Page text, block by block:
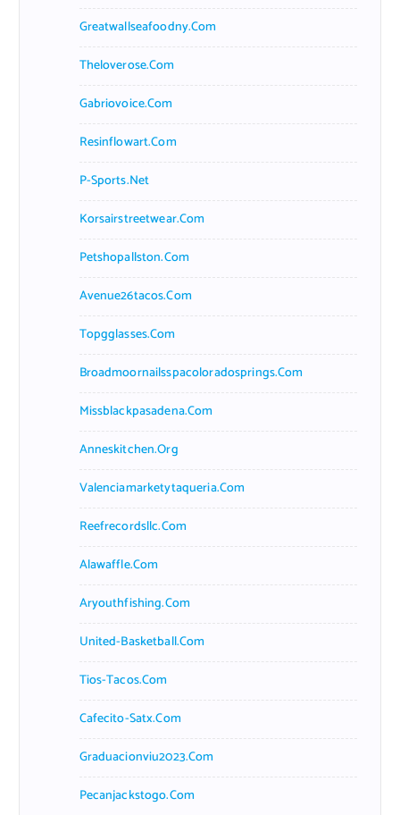
Greatwallseafoodny.com
Theloverose.com
Gabriovoice.com
Resinflowart.com
P-Sports.net
Korsairstreetwear.com
Petshopallston.com
Avenue26tacos.com
Topgglasses.com
Broadmoornailsspacoloradosprings.com
Missblackpasadena.com
Anneskitchen.org
Valenciamarketytaqueria.com
Reefrecordsllc.com
Alawaffle.com
Aryouthfishing.com
United-Basketball.com
Tios-Tacos.com
Cafecito-Satx.com
Graduacionviu2023.com
Pecanjackstogo.com